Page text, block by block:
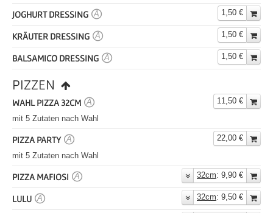
JOGHURT DRESSING A 1,50 €
KRÄUTER DRESSING A 1,50 €
BALSAMICO DRESSING A 1,50 €
PIZZEN
WAHL PIZZA 32CM A
11,50 €
mit 5 Zutaten nach Wahl
PIZZA PARTY A
22,00 €
mit 5 Zutaten nach Wahl
PIZZA MAFIOSI A 32cm: 9,90 €
LULU A 32cm: 9,50 €